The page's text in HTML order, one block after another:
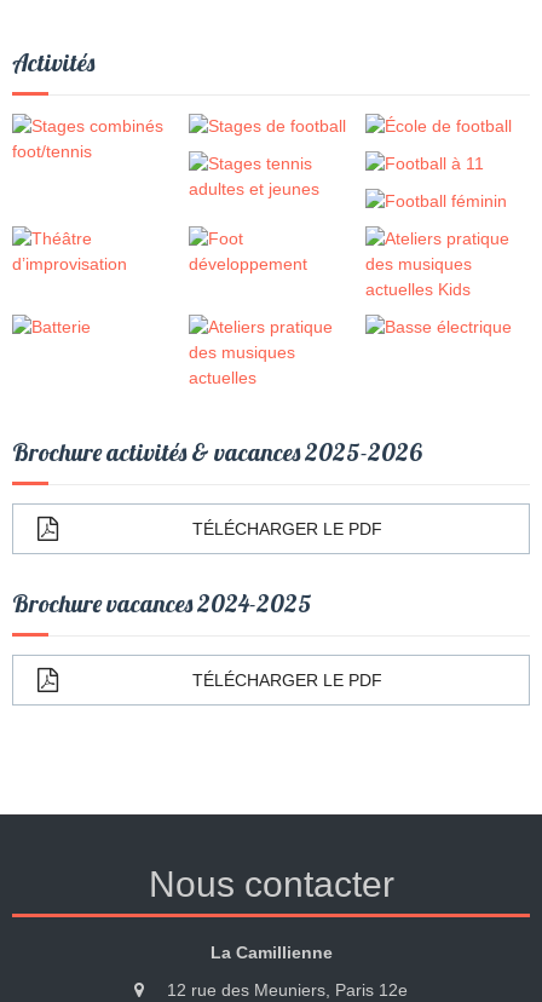
Activités
Brochure activités & vacances 2025-2026
TÉLÉCHARGER LE PDF
Brochure vacances 2024-2025
TÉLÉCHARGER LE PDF
Nous contacter
La Camillienne
12 rue des Meuniers, Paris 12e